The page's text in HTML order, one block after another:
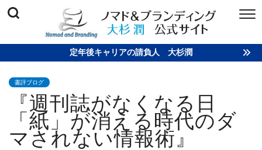
定年後キャリアの請負人 大杉潤
書評ブログ
『週刊誌がなくなる日
「紙」が消える時代のダ
マされない情報術』